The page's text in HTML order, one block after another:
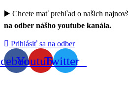
▶️ Chcete mať prehľad o našich
na odber nášho youtube kanála.
Prihlásiť sa na odber
YoutubeTwitter